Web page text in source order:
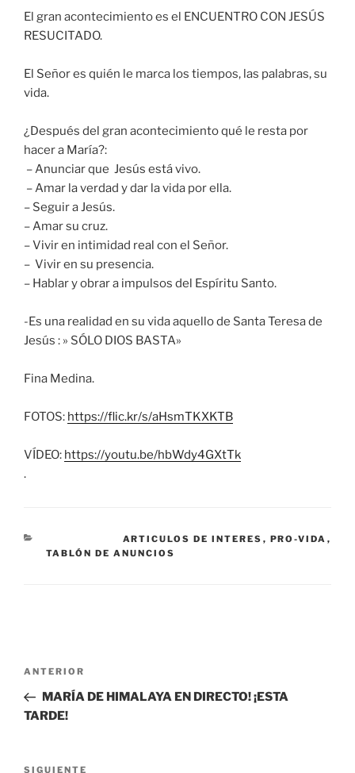
El gran acontecimiento es el ENCUENTRO CON JESÚS
RESUCITADO.
El Señor es quién le marca los tiempos, las palabras, su
vida.
¿Después del gran acontecimiento qué le resta por
hacer a María?:
– Anunciar que Jesús está vivo.
– Amar la verdad y dar la vida por ella.
– Seguir a Jesús.
– Amar su cruz.
– Vivir en intimidad real con el Señor.
– Vivir en su presencia.
– Hablar y obrar a impulsos del Espíritu Santo.
-Es una realidad en su vida aquello de Santa Teresa de
Jesús : » SÓLO DIOS BASTA»
Fina Medina.
FOTOS: https://flic.kr/s/aHsmTKXKTB
VÍDEO: https://youtu.be/hbWdy4GXtTk
.
ARTICULOS DE INTERES , PRO-VIDA ,
TABLÓN DE ANUNCIOS
v
e
g
c
ANTERIOR
MARÍA DE HIMALAYA EN DIRECTO! ¡ESTA
TARDE!
SIGUIENTE